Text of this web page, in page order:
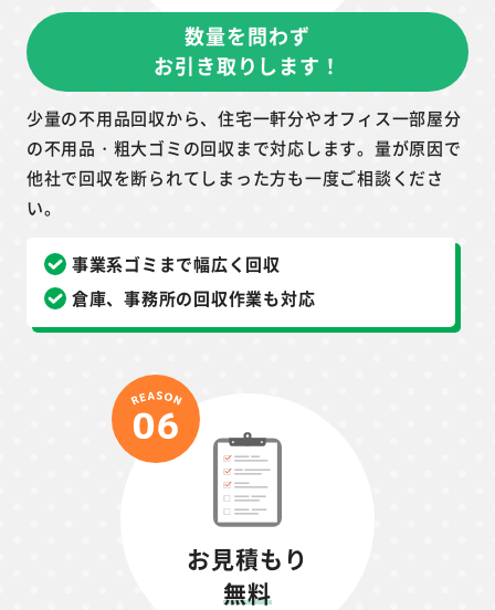
数量を問わず
お引き取りします！
少量の不用品回収から、住宅一軒分やオフィス一部屋分
の不用品・粗大ゴミの回収まで対応します。量が原因で
他社で回収を断られてしまった方も一度ご相談くださ
い。
事業系ゴミまで幅広く回収
倉庫、事務所の回収作業も対応
お見積もり
無料